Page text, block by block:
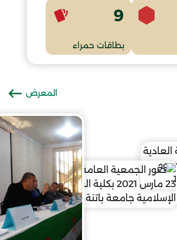
9
بطاقات حمراء
المعرض